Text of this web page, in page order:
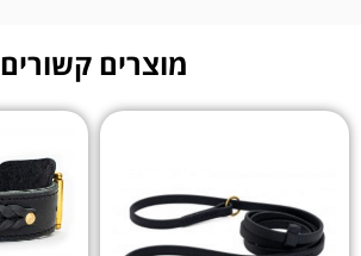
מוצרים קשורים